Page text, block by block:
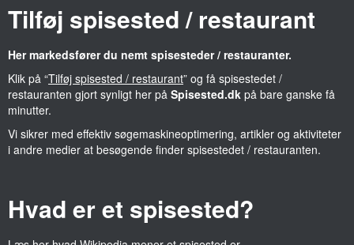
Tilføj spisested / restaurant
Her markedsfører du nemt spisesteder / restauranter.
Klik på “Tilføj spisested / restaurant” og få spisestedet /
restauranten gjort synligt her på Spisested.dk på bare ganske få
minutter.
Vi sikrer med effektiv søgemaskineoptimering, artikler og aktiviteter
i andre medier at besøgende finder spisestedet / restauranten.
Hvad er et spisested?